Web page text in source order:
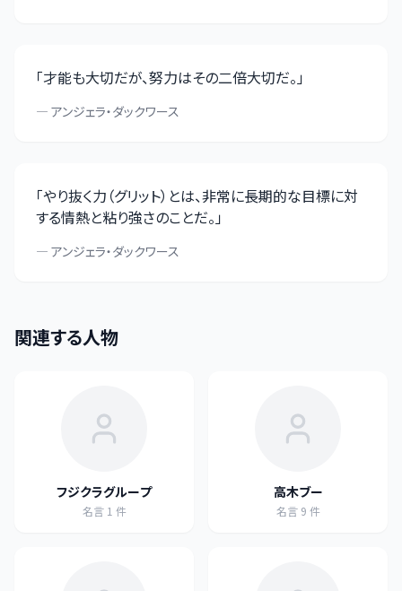
「才能も大切だが、努力はその二倍大切だ。」
— アンジェラ・ダックワース
「やり抜く力（グリット）とは、非常に長期的な目標に対
する情熱と粘り強さのことだ。」
— アンジェラ・ダックワース
関連する人物
フジクラグループ
名言 1 件
高木ブー
名言 9 件